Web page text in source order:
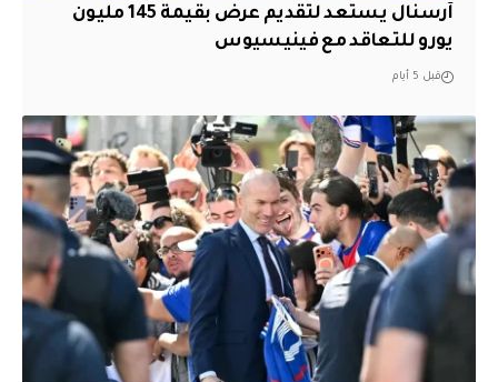
آرسنال يستعد لتقديم عرض بقيمة 145 مليون
يورو للتعاقد مع فينيسيوس
قبل 5 أيام